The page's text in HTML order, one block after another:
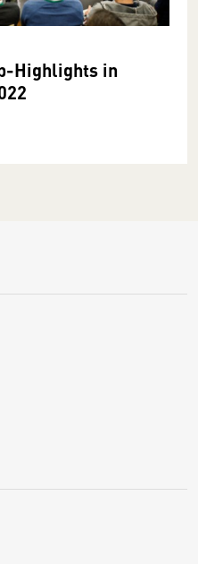
Highlights in